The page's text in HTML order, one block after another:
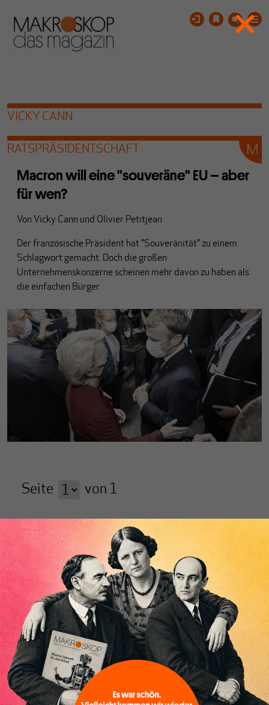
VICKY CANN
RATSPRÄSIDENTSCHAFT
Macron will eine "souveräne" EU – aber
für wen?
Von Vicky Cann und Olivier Petitjean
Der französische Präsident hat "Souveränität" zu einem
Schlagwort gemacht. Doch die großen
Unternehmenskonzerne scheinen mehr davon zu haben als
die einfachen Bürger.
Seite von 1
Abonnieren
Anmelden
Passwort vergessen?
Code einlösen
Lesezeichen
Aktuelle Ausgabe